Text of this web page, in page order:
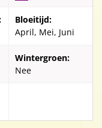
Bloeitijd:
April, Mei, Juni
Wintergroen:
Nee